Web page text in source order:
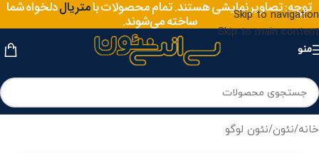
Skip to navigation
Skip to main content
توجه: تصاویر نمایشی هستند. تمام محصولات باسایزمتریال
دلخواه شما
ساخته می‌شوند.
منو
خانه/نئون/نئون لوگو